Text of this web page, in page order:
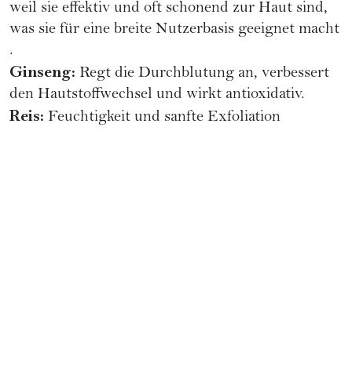
weil sie effektiv und oft schonend zur Haut sind,
was sie für eine breite Nutzerbasis geeignet macht​
.
Ginseng: Regt die Durchblutung an, verbessert
den Hautstoffwechsel und wirkt antioxidativ.
Reis: Feuchtigkeit und sanfte Exfoliation